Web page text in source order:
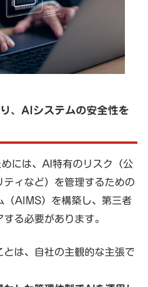
、AIシステムの安全性を
には、AI特有のリスク（公
ィなど）を管理するための
（AIMS）を構築し、第三者
る必要があります。
とは、自社の主観的な主張で